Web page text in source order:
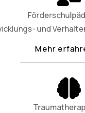
und
Mehr